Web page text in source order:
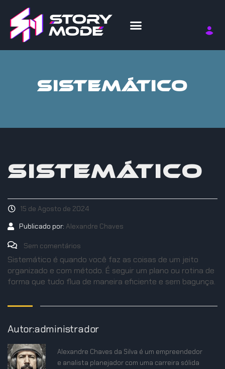
SISTEMÁTICO
SISTEMÁTICO
15 de Agosto de 2024
Publicado por: Alexandre Chaves
Sem comentários
Sistemático é quando você faz as coisas de um jeito
organizado e com método. É seguir um plano ou rotina de
forma que tudo flua de maneira eficiente e sem bagunça.
Autor:administrador
Alexandre Chaves da Silva é um empreendedor
e analista planejador com uma carreira sólida